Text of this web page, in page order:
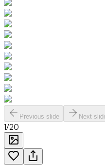
Previous slide Next
1/20